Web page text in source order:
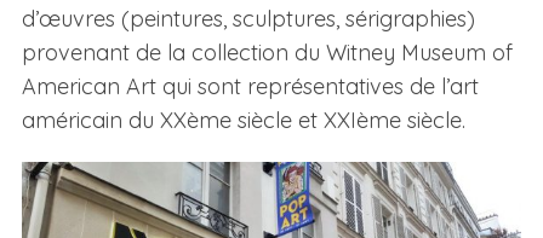
d’œuvres (peintures, sculptures, sérigraphies)
provenant de la collection du Witney Museum of
American Art qui sont représentatives de l’art
américain du XXème siècle et XXIème siècle.